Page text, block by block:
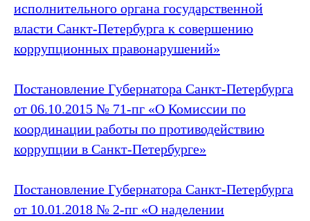
исполнительного органа государственной
власти Санкт‑Петербурга к совершению
коррупционных правонарушений»
Постановление Губернатора Санкт‑Петербурга
от 06.10.2015 № 71-пг «О Комиссии по
координации работы по противодействию
коррупции в Санкт‑Петербурге»
Постановление Губернатора Санкт‑Петербурга
от 10.01.2018 № 2-пг «О наделении